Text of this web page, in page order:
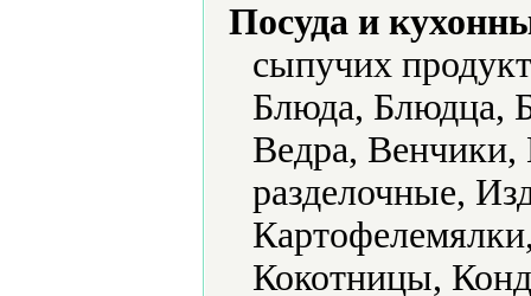
Посуда и
сыпучих
Блюда, Блюдца,
Ведра,
разделочные,
Кокотницы,